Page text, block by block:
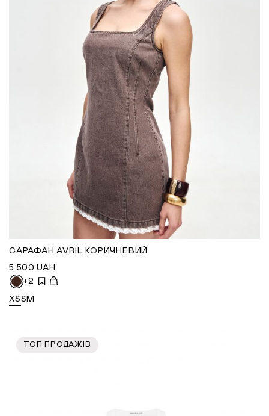
САРАФАН AVRIL КОРИЧНЕВИЙ
5 500 UAH
+2
XSS M
ТОП ПРОДАЖІВ